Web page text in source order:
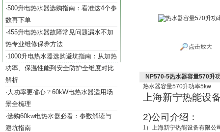
·500升电热水器选购指南：看准这4个参
数再下单
·455升电热水器故障常见问题漏水不加
热专业维修保养方法
·1000升电热水器选购避坑指南：从加热
功率、保温性能到安全防护全维度对比
解析
·大功率更省心？60kW电热水器适用场
景全梳理
·选购60kw电热水器必看：参数解读与
避坑指南
点击放大
NP570-5热水器容量570升
热水器容量570升功率5kw
上海新宁热能设
2)公司介绍：
1 ）上海新宁热能设备有限公